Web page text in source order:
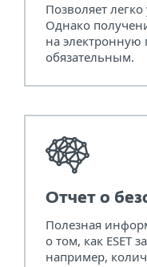
Позволяет
Однако
на электронную
обязательным.
Отчет о
Полезная
о том, как ESET
например,